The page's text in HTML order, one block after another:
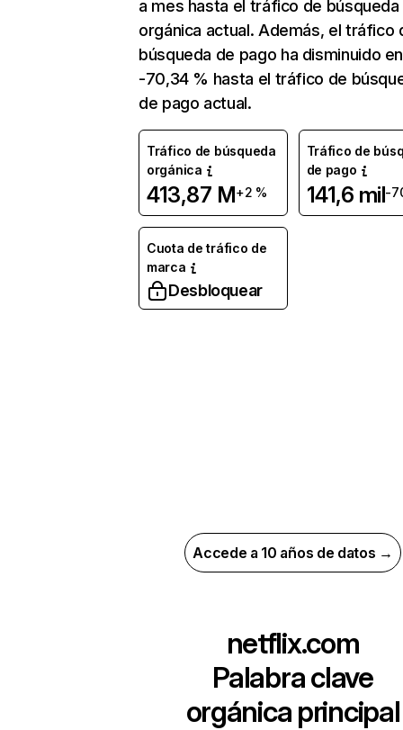
a mes hasta el tráfico de búsqueda
orgánica actual. Además, el tráfico
búsqueda de pago ha disminuido en
-70,34 % hasta el tráfico de
de pago actual.
Tráfico de búsqueda
orgánica
413,87 M+2 %
Tráfico de
de pago
141,6 mil-
Cuota de tráfico de
marca
Desbloquear
Accede a 10 años de datos →
netflix.com
Palabra clave
orgánica principal